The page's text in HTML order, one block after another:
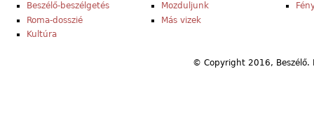
Beszélő-beszélgetés
Roma-dosszié
Kultúra
Mozduljunk
Más vizek
© Copyright 2016,